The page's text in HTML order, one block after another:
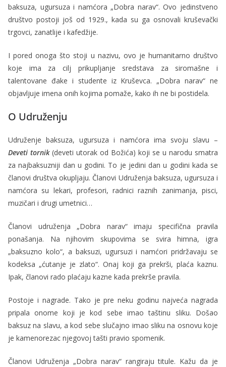
baksuza, ugursuza i namćora „Dobra narav“. Ovo jedinstveno
društvo postoji još od 1929., kada su ga osnovali kruševački
trgovci, zanatlije i kafedžije.
I pored onoga što stoji u nazivu, ovo je humanitarno društvo
koje ima za cilj prikupljanje sredstava za siromašne i
talentovane đake i studente iz Kruševca. „Dobra narav“ ne
objavljuje imena onih kojima pomaže, kako ih ne bi postidela.
O Udruženju
Udruženje baksuza, ugursuza i namćora ima svoju slavu –
Deveti tornik(deveti utorak od Božića) koji se u narodu smatra
za najbaksuzniji dan u godini. To je jedini dan u godini kada se
članovi društva okupljaju. Članovi Udruženja baksuza, ugursuza i
namćora su lekari, profesori, radnici raznih zanimanja, pisci,
muzičari i drugi umetnici…
Članovi udruženja „Dobra narav“ imaju specifična pravila
ponašanja. Na njihovim skupovima se svira himna, igra
„baksuzno kolo“, a baksuzi, ugursuzi i namćori pridržavaju se
kodeksa „ćutanje je zlato“. Onaj koji ga prekrši, plaća kaznu.
Ipak, članovi rado plaćaju kazne kada prekrše pravila.
Postoje i nagrade. Tako je pre neku godinu najveća nagrada
pripala onome koji je kod sebe imao taštinu sliku. Došao
baksuz na slavu, a kod sebe slučajno imao sliku na osnovu koje
je kamenorezac njegovoj tašti pravio spomenik.
Članovi Udruženja „Dobra narav“ rangiraju titule. Kažu da je